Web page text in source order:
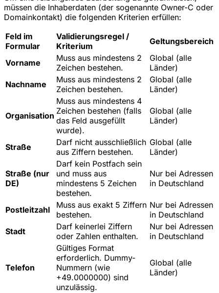
müssen die Inhaberdaten (der sogenannte Owner-C oder
Domainkontakt) die folgenden Kriterien erfüllen:
Feld im
Formular
Validierungsregel /
Kriterium
Geltungsbereich
Vorname
Muss aus mindestens 2
Zeichen bestehen.
Global (alle
Länder)
Nachname
Muss aus mindestens 2
Zeichen bestehen.
Global (alle
Länder)
Organisation
Muss aus mindestens 4
Zeichen bestehen (falls
das Feld ausgefüllt
wurde).
Global (alle
Länder)
Straße
Darf nicht ausschließlich
aus Ziffern bestehen.
Global (alle
Länder)
Straße (nur
DE)
Darf kein Postfach sein
und muss aus
mindestens 5 Zeichen
bestehen.
Nur bei Adressen
in Deutschland
Postleitzahl
Muss aus exakt 5 Ziffern
bestehen.
Nur bei Adressen
in Deutschland
Stadt
Darf keinerlei Ziffern
oder Zahlen enthalten.
Nur bei Adressen
in Deutschland
Telefon
Gültiges Format
erforderlich. Dummy-
Nummern (wie
+49.0000000) sind
unzulässig.
Global (alle
Länder)